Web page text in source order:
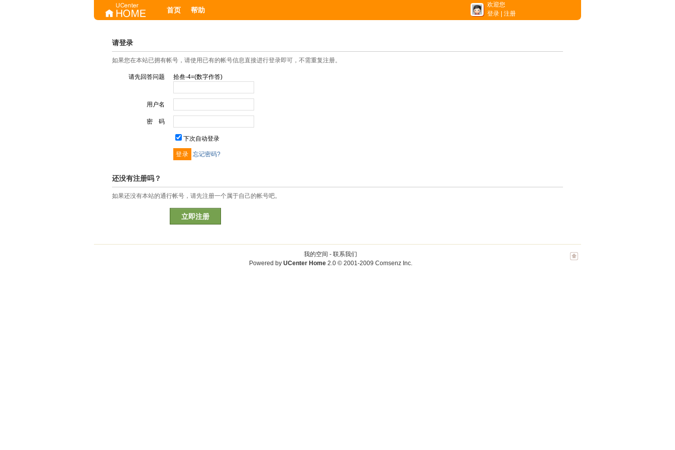
首页 帮助
欢迎您
登录
注册
请登录
如果您在本站已拥有帐号，请使用已有的帐号信息直接进行登录即可，不需重复注册。
请先回答问题 拾叁-4=(数字作答)
用户名
密 码
下次自动登录
忘记密码?
还没有注册吗？
如果还没有本站的通行帐号，请先注册一个属于自己的帐号吧。
立即注册
我的空间 - 联系我们
Powered by UCenter Home 2.0© 2001-2009 Comsenz Inc.